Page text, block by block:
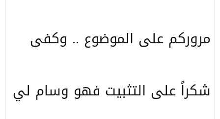
مروركم على الموضوع .. وكفى
شكراً على التثبيت فهو وسام لي